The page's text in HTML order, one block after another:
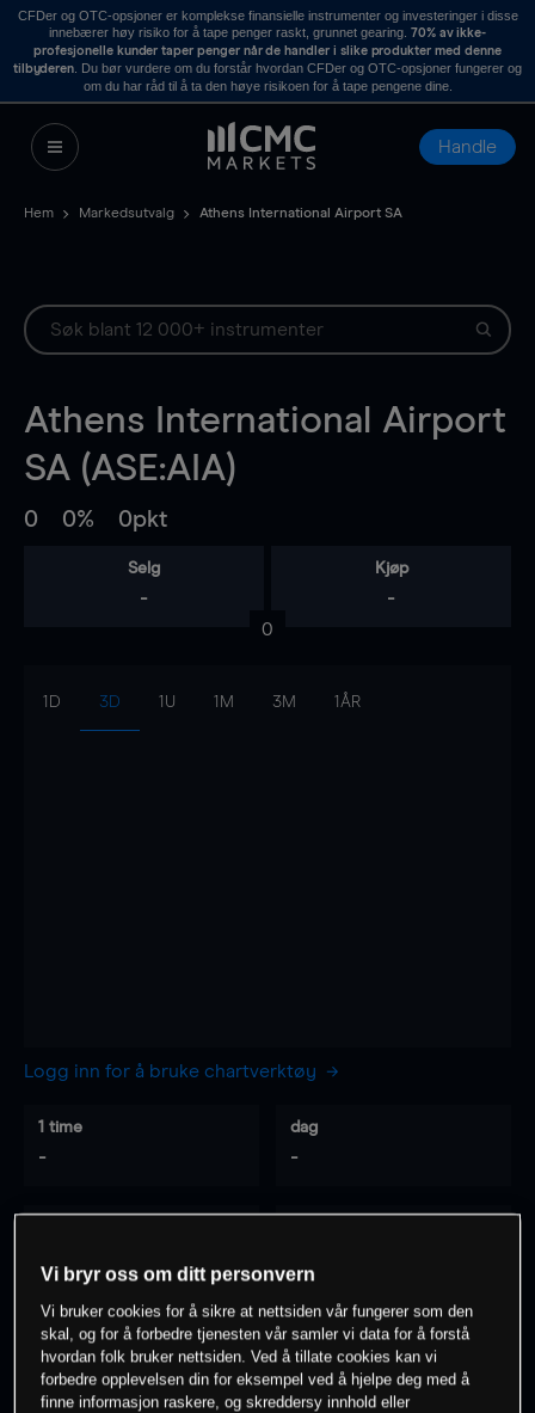
CFDer og OTC-opsjoner er komplekse finansielle instrumenter og investeringer i disse
innebærer høy risiko for å tape penger raskt, grunnet gearing. 70% av ikke-
profesjonelle kunder taper penger når de handler i slike produkter med denne
tilbyderen . Du bør vurdere om du forstår hvordan CFDer og OTC-opsjoner fungerer og
om du har råd til å ta den høye risikoen for å tape pengene dine.
Handle
Hem Markedsutvalg Athens International Airport SA
Athens International Airport
SA (ASE:AIA)
0 0% 0pkt
Selg
-
Kjøp
-
0
1D 3D 1U 1M 3M 1ÅR
Logg inn for å bruke chartverktøy
1 time
-
dag
-
0% av kunder erpå dette instrumentet
Vi bryr oss om ditt personvern
Vi bruker cookies for å sikre at nettsiden vår fungerer som den
skal, og for å forbedre tjenesten vår samler vi data for å forstå
hvordan folk bruker nettsiden. Ved å tillate cookies kan vi
forbedre opplevelsen din for eksempel ved å hjelpe deg med å
finne informasjon raskere, og skreddersy innhold eller